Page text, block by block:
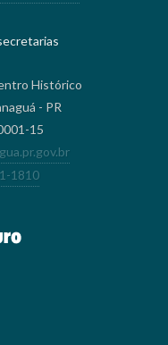
Histórico
- PR
15
1810